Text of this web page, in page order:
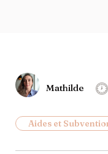
Mathilde
Aides et